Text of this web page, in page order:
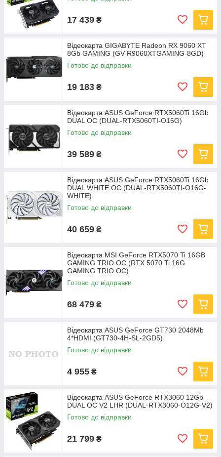
17 439 ₴
Відеокарта GIGABYTE Radeon RX 9060 XT
8Gb GAMING (GV-R9060XTGAMING-8GD)
Готово до відправки
19 183 ₴
Відеокарта ASUS GeForce RTX5060Ti 16Gb
DUAL OC (DUAL-RTX5060TI-O16G)
Готово до відправки
39 589 ₴
Відеокарта ASUS GeForce RTX5060Ti 16Gb
DUAL WHITE OC (DUAL-RTX5060TI-O16G-
WHITE)
Готово до відправки
40 659 ₴
Відеокарта MSI GeForce RTX5070 Ti 16GB
GAMING TRIO OC (RTX 5070 Ti 16G
GAMING TRIO OC)
Готово до відправки
68 479 ₴
Відеокарта ASUS GeForce GT730 2048Mb
4*HDMI (GT730-4H-SL-2GD5)
Готово до відправки
4 955 ₴
Відеокарта ASUS GeForce RTX3060 12Gb
DUAL OC V2 LHR (DUAL-RTX3060-O12G-V2)
Готово до відправки
21 799 ₴